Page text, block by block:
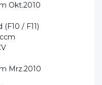
Okt.2010
(F10 / F11)
Mrz.2010